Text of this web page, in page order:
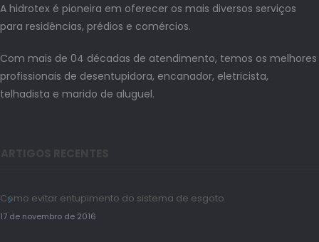
A hidrotex é pioneira em oferecer os mais diversos serviços
para residências, prédios e comércios.
Com mais de 04 décadas de atendimento, temos os melhores
profissionais de desentupidora, encanador, eletricista,
telhadista e marido de aluguel.
Como evitar entupimento do sistema de esgoto
17 de novembro de 2016